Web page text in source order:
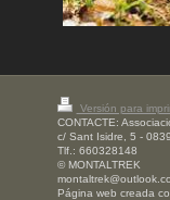
Versión para
CONTACTE:
c/ Sant Isidre, 5 -
Tlf.: 660328148
© MONTALTREK
Página web creada